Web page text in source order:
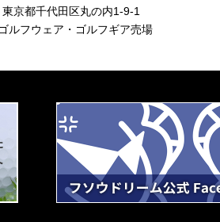
京都千代田区丸の内1-9-1
ルフウェア・ゴルフギア売場